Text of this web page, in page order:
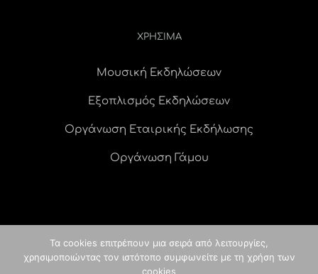
ΧΡΗΣΙΜΑ
Μουσική Εκδηλώσεων
Εξοπλισμός Εκδηλώσεων
Οργάνωση Εταιρικής Εκδήλωσης
Οργάνωση Γάμου
© Copyright2026 idees digital agencyκατασκευή ιστοσελίδας|
Τα cookies επιτρέπουν μια σειρά από λειτουργίες,
χρησιμοποιώντας τον ιστότοπο συμφωνείτε με τη χρήση των
cookies